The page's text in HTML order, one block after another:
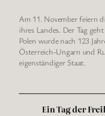
Am 11. November feiern
ihres Landes. Der Tag
Polen wurde nach 123
Österreich-Ungarn und
eigenständiger Staat.
Ein Tag der